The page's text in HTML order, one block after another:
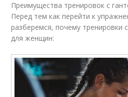
Преимущества тренировок с
Перед тем как перейти к
разберемся, почему тренировки
для женщин: